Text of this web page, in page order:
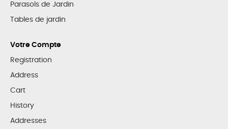
Parasols de Jardin
Tables de jardin
Votre Compte
Registration
Address
Cart
History
Addresses